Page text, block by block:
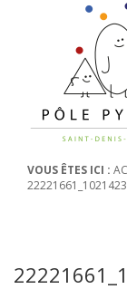
VOUS ÊTES ICI :